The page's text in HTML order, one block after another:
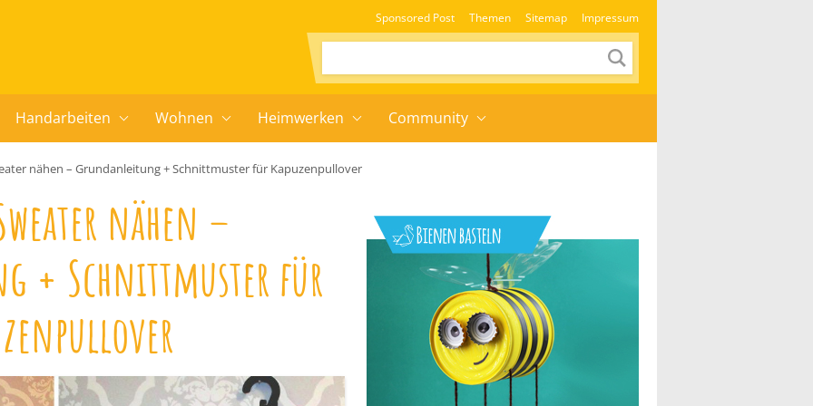
Sponsored Post Themen Sitemap Impressum
Handarbeiten Wohnen Heimwerken Community
nähen – Grundanleitung + Schnittmuster für Kapuzenpullover
nähen –
+ Schnittmuster für